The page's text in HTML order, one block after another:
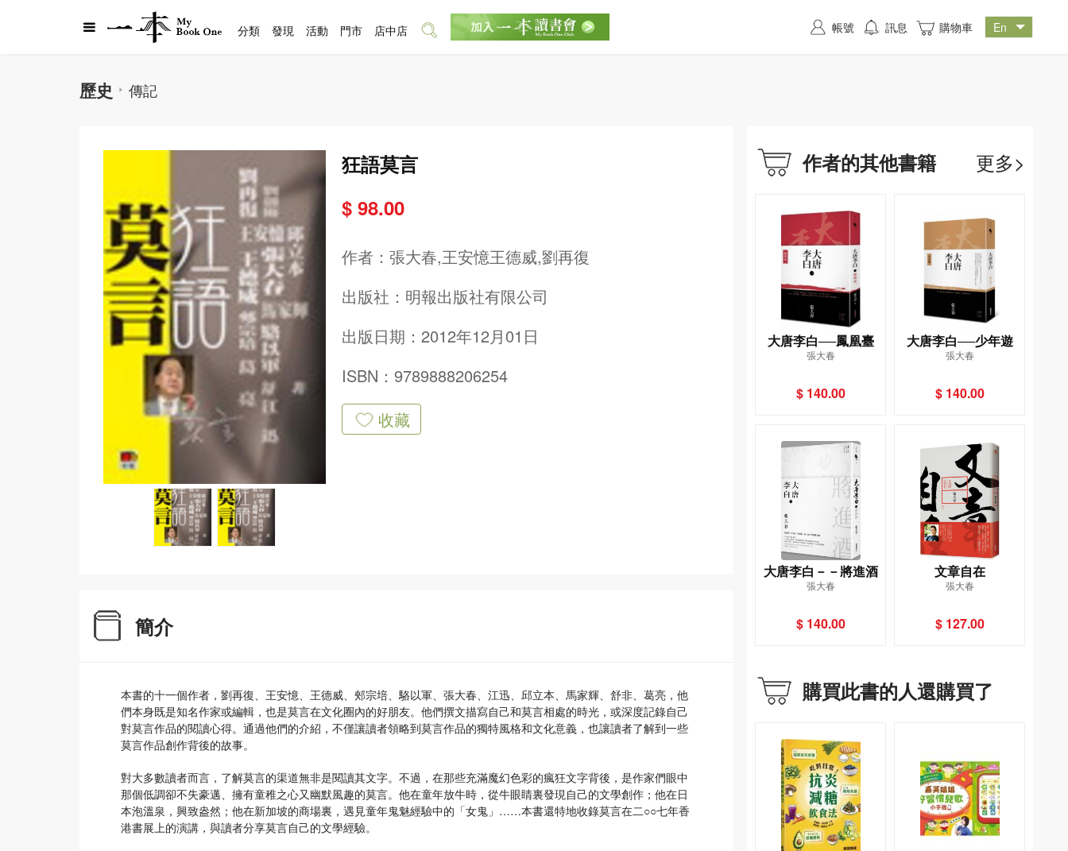
歷史 傳記
狂語莫言
$ 98.00
作者： 張大春,王安憶王德威,劉再復
出版社： 明報出版社有限公司
出版日期：2012年12月01日
ISBN：9789888206254
收藏
簡介
本書的十一個作者，劉再復、王安憶、王德威、郟宗培、駱以軍、張大春、江迅、邱立本、馬家輝、舒非、葛亮，他
們本身既是知名作家或編輯，也是莫言在文化圈內的好朋友。他們撰文描寫自己和莫言相處的時光，或深度記錄自己
對莫言作品的閱讀心得。通過他們的介紹，不僅讓讀者領略到莫言作品的獨特風格和文化意義，也讓讀者了解到一些
莫言作品創作背後的故事。
對大多數讀者而言，了解莫言的渠道無非是閱讀其文字。不過，在那些充滿魔幻色彩的瘋狂文字背後，是作家們眼中
那個低調卻不失豪邁、擁有童稚之心又幽默風趣的莫言。他在童年放牛時，從牛眼睛裏發現自己的文學創作；他在日
本泡溫泉，興致盎然；他在新加坡的商場裏，遇見童年鬼魅經驗中的「女鬼」……本書還特地收錄莫言在二○○七年香
港書展上的演講，與讀者分享莫言自己的文學經驗。
作者的其他書籍 更多>
大唐李白──鳳凰臺
張大春
$ 140.00
大唐李白──少年遊
張大春
$ 140.00
大唐李白－－將進酒
張大春
$ 140.00
文章自在
張大春
$ 127.00
購買此書的人還購買了
分類 發現 活動 門市 店中店 帳號 訊息 購物車